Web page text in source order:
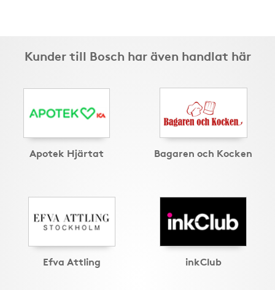
Kunder till Bosch har även handlat här
Apotek Hjärtat Bagaren och Kocken
Efva Attling inkClub